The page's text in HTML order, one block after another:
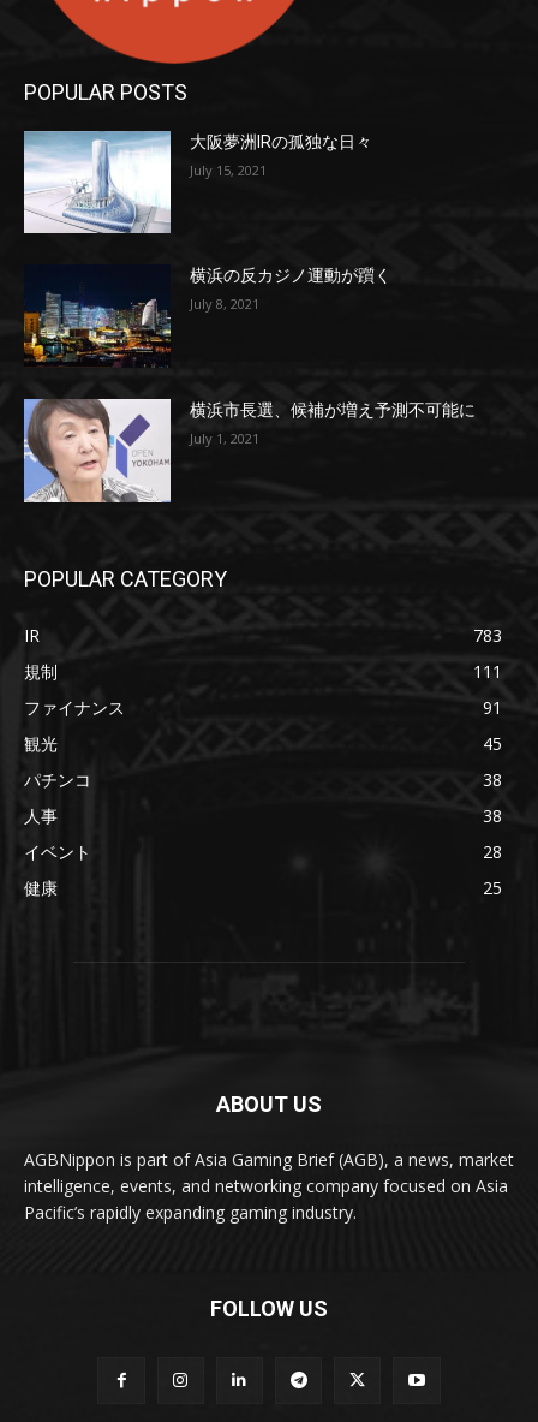
POPULAR POSTS
大阪夢洲IRの孤独な日々
July 15, 2021
横浜の反カジノ運動が躓く
July 8, 2021
横浜市長選、候補が増え予測不可能に
July 1, 2021
POPULAR CATEGORY
IR
783
規制
111
ファイナンス
91
観光
45
パチンコ
38
人事
38
イベント
28
健康
25
ABOUT US
AGBNippon is part of Asia Gaming Brief (AGB), a news, market
intelligence, events, and networking company focused on Asia
Pacific’s rapidly expanding gaming industry.
FOLLOW US